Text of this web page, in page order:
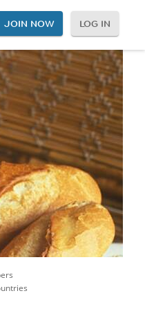
JOIN NOW LOG IN